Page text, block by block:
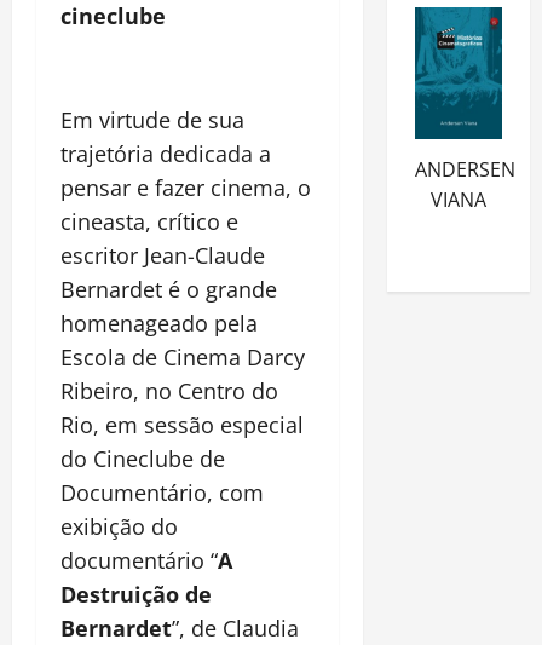
cineclube
Em virtude de sua
trajetória dedicada a
pensar e fazer cinema, o
cineasta, crítico e
escritor Jean-Claude
Bernardet é o grande
homenageado pela
Escola de Cinema Darcy
Ribeiro, no Centro do
Rio, em sessão especial
do Cineclube de
Documentário, com
exibição do
documentário “A
Destruição de
Bernardet”, de Claudia
ANDERSEN
VIANA